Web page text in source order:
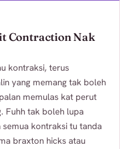
Contraction Nak
kontraksi, terus
yang memang tak boleh
memulas kat perut
Fuhh tak boleh lupa
kontraksi tu tanda
braxton hicks atau